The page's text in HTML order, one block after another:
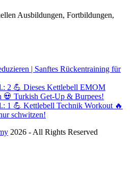
Ausbildungen, Fortbildungen,
| Sanftes Rückentraining für
2 💪 Dieses Kettlebell EMOM
💀 Turkish Get-Up & Burpees!
1 💪 Kettlebell Technik Workout 🔥
schwitzen!
2026 - All Rights Reserved